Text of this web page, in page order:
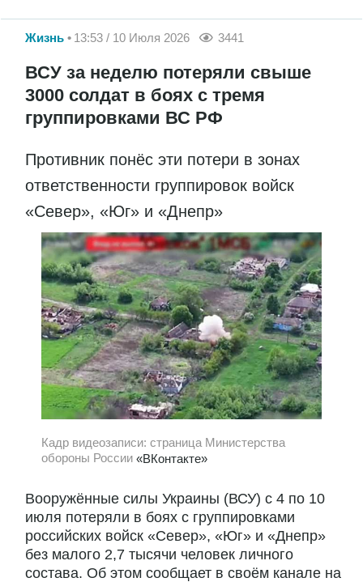
Жизнь 13:53 / 10 Июля 2026 3441
ВСУ за неделю потеряли свыше
3000 солдат в боях с тремя
группировками ВС РФ
Противник понёс эти потери в зонах
ответственности группировок войск
«Север», «Юг» и «Днепр»
Кадр видеозаписи: страница Министерства
обороны России «ВКонтакте»
Вооружённые силы Украины (ВСУ) с 4 по 10
июля потеряли в боях с группировками
российских войск «Север», «Юг» и «Днепр»
без малого 2,7 тысячи человек личного
состава. Об этом сообщает в своём канале на